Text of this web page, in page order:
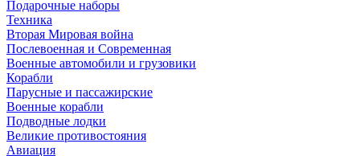
Подарочные наборы
Техника
Вторая Мировая война
Послевоенная и Современная
Военные автомобили и грузовики
Корабли
Парусные и пассажирские
Военные корабли
Подводные лодки
Великие противостояния
Авиация